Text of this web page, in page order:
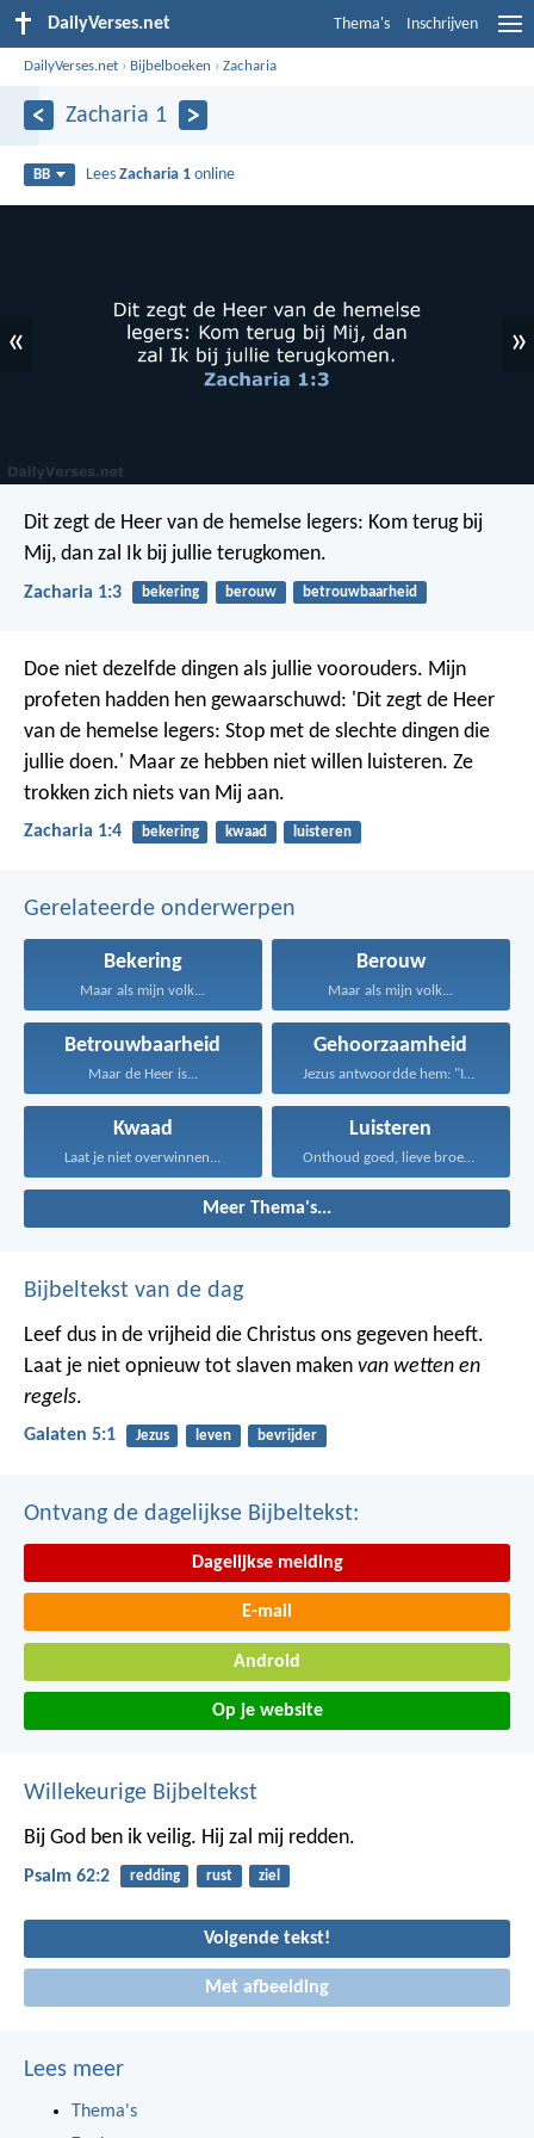
DailyVerses.net Thema's Inschrijven
DailyVerses.net › Bijbelboeken ›Zacharia
Zacharia 1
BB LeesZacharia 1 online
« »
Dit zegt de Heer van de hemelse legers: Kom terug bij
Mij, dan zal Ik bij jullie terugkomen.
Zacharia 1:3 bekering berouw betrouwbaarheid
Doe niet dezelfde dingen als jullie voorouders. Mijn
profeten hadden hen gewaarschuwd: 'Dit zegt de Heer
van de hemelse legers: Stop met de slechte dingen die
jullie doen.' Maar ze hebben niet willen luisteren. Ze
trokken zich niets van Mij aan.
Zacharia 1:4 bekering kwaad luisteren
Gerelateerde onderwerpen
Bekering
Maar als mijn volk...
Berouw
Maar als mijn volk...
Betrouwbaarheid
Maar de Heer is...
Gehoorzaamheid
Jezus antwoordde hem: "Iemand...
Kwaad
Laat je niet overwinnen...
Luisteren
Onthoud goed, lieve broeders...
Meer Thema's...
Bijbeltekst van de dag
Leef dus in de vrijheid die Christus ons gegeven heeft.
Laat je niet opnieuw tot slaven maken van wetten en
regels.
Galaten 5:1 Jezus leven bevrijder
Ontvang de dagelijkse Bijbeltekst:
Dagelijkse melding
E-mail
Android
Op je website
Willekeurige Bijbeltekst
Bij God ben ik veilig. Hij zal mij redden.
Psalm 62:2 redding rust ziel
Volgende tekst!
Met afbeelding
Lees meer
Thema's